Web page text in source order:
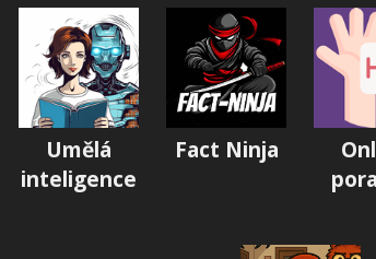
Umělá
inteligence
Fact Ninja